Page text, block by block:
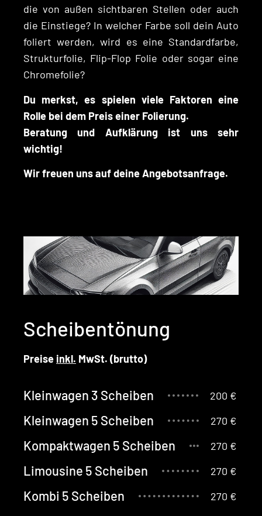
die von außen sicht­baren Stellen oder auch
die Ein­stiege? In welch­er Farbe soll dein Auto
foliert wer­den, wird es eine Stan­dard­farbe,
Struk­tur­folie, Flip-Flop Folie oder sog­ar eine
Chromefolie?
Du merkst, es spie­len viele Fak­toren eine
Rolle bei dem Preis ein­er Folierung.
Beratung und Aufk­lärung ist uns sehr
wichtig!
Wir freuen uns auf deine Angebotsanfrage.
Scheibentönung
Preise inkl. MwSt. (brut­to)
Kleinwagen 3 Scheiben 200 €
Kleinwagen 5 Scheiben 270 €
Kompaktwagen 5 Scheiben 270 €
Limousine 5 Scheiben 270 €
Kombi 5 Scheiben 270 €